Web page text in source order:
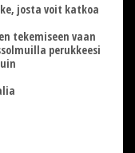
josta voit katkoa
tekemiseen vaan
perukkeesi